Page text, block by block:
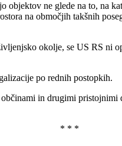
ne glede na to, na
na območjih takšnih
okolje, se US RS ni
po rednih postopkih.
in drugimi
* * *